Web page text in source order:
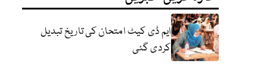
ایم ڈی کیٹ امتحان کی تاریخ تبدیل
کردی گئی